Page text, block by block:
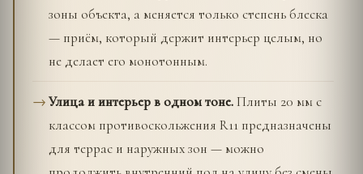
зоны объекта, а меняется только степень блеска
— приём, который держит интерьер целым, но
не делает его монотонным.
Улица и интерьер в одном тоне.Плиты 20 мм с
классом противоскольжения R11 предназначены
для террас и наружных зон — можно